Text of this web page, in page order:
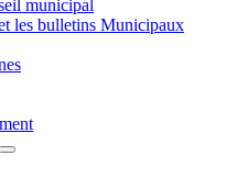
municipal
les bulletins Municipaux